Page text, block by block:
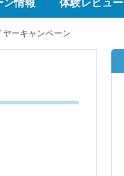
ン情報 体験レビュー
ヤーキャンペーン